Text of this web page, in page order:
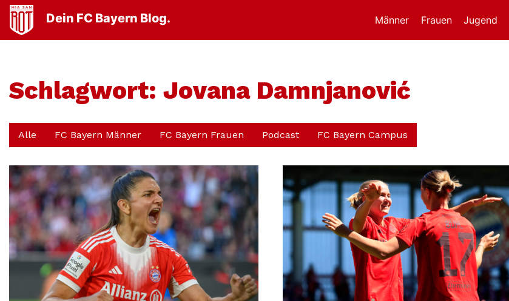
Dein FC Bayern Blog. Männer Frauen Jugend
Schlagwort: Jovana Damnjanović
Alle FC Bayern Männer FC Bayern Frauen Podcast FC Bayern Campus